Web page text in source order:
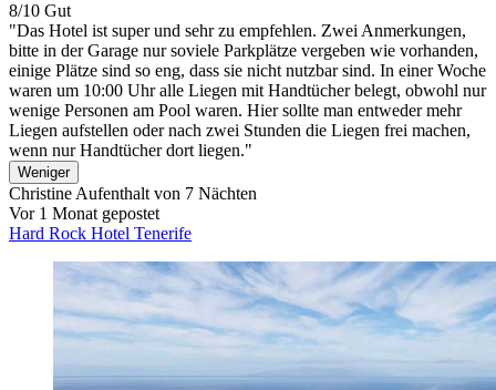
8/10 Gut
"Das Hotel ist super und sehr zu empfehlen. Zwei Anmerkungen,
bitte in der Garage nur soviele Parkplätze vergeben wie vorhanden,
einige Plätze sind so eng, dass sie nicht nutzbar sind. In einer Woche
waren um 10:00 Uhr alle Liegen mit Handtücher belegt, obwohl nur
wenige Personen am Pool waren. Hier sollte man entweder mehr
Liegen aufstellen oder nach zwei Stunden die Liegen frei machen,
wenn nur Handtücher dort liegen."
Weniger
Christine Aufenthalt von 7 Nächten
Vor 1 Monat gepostet
Hard Rock Hotel Tenerife